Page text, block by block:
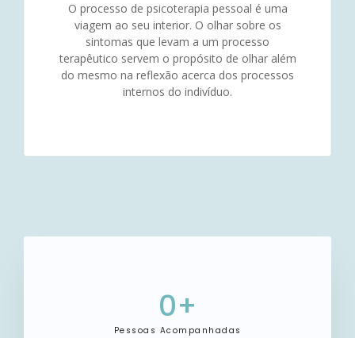
O processo de psicoterapia pessoal é uma
viagem ao seu interior. O olhar sobre os
sintomas que levam a um processo
terapêutico servem o propósito de olhar além
do mesmo na reflexão acerca dos processos
internos do indivíduo.
0+
Pessoas Acompanhadas